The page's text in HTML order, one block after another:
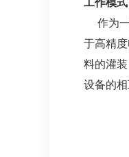
工作模式
作为一
于高精
料的灌
设备的